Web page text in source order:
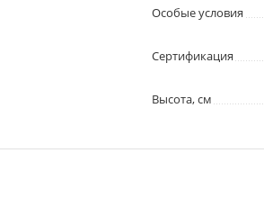
Особые условия
Сертификация
Высота, см